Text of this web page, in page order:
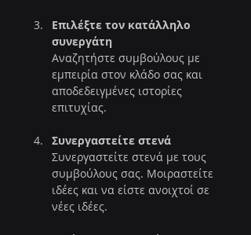
Επιλέξτε τον κατάλληλο
συνεργάτη
Αναζητήστε συμβούλους με
εμπειρία στον κλάδο σας και
αποδεδειγμένες ιστορίες
επιτυχίας.
Συνεργαστείτε στενά
Συνεργαστείτε στενά με τους
συμβούλους σας. Μοιραστείτε
ιδέες και να είστε ανοιχτοί σε
νέες ιδέες.